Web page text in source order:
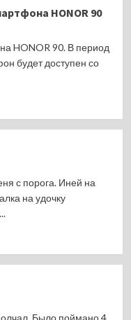
HONOR 90
HONOR 90. В период
будет доступен со
с порога. Иней на
на удочку
Было поймано 4